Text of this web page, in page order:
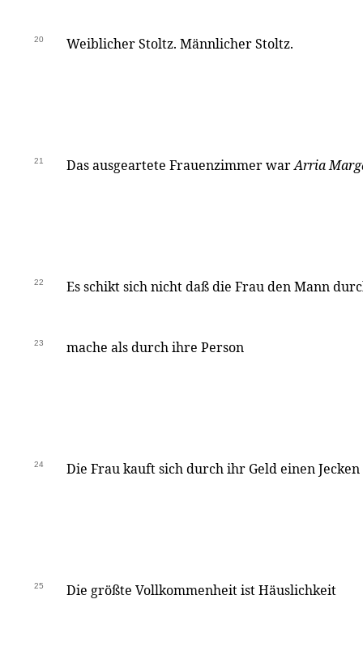
20 Weiblicher Stoltz. Männlicher Stoltz.
21 Das ausgeartete Frauenzimmer warArria
22 Es schikt sich nicht daß die Frau den Mann
23 mache als durch ihre Person
24 Die Frau kauft sich durch ihr Geld einen
25 Die größte Vollkommenheit ist Häuslichkeit